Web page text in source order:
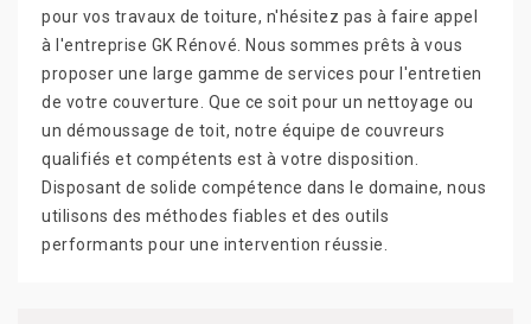
pour vos travaux de toiture, n'hésitez pas à faire appel
à l'entreprise GK Rénové. Nous sommes prêts à vous
proposer une large gamme de services pour l'entretien
de votre couverture. Que ce soit pour un nettoyage ou
un démoussage de toit, notre équipe de couvreurs
qualifiés et compétents est à votre disposition.
Disposant de solide compétence dans le domaine, nous
utilisons des méthodes fiables et des outils
performants pour une intervention réussie.